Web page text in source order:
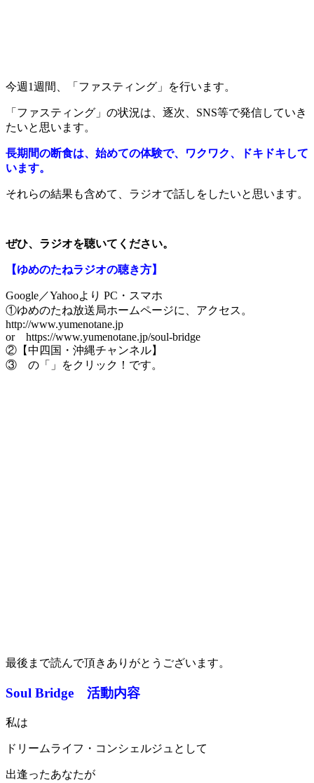
今週1週間、「ファスティング」を行います。
「ファスティング」の状況は、逐次、SNS等で発信していき
たいと思います。
長期間の断食は、始めての体験で、ワクワク、ドキドキして
います。
それらの結果も含めて、ラジオで話しをしたいと思います。
ぜひ、ラジオを聴いてください。
【ゆめのたねラジオの聴き方】
Google／Yahooより PC・スマホ
①ゆめのたね放送局ホームページに、アクセス。
http://www.yumenotane.jp
or https://www.yumenotane.jp/soul-bridge
②【中四国・沖縄チャンネル】
③ の「」をクリック！です。
最後まで読んで頂きありがとうございます。
Soul Bridge 活動内容
私は
ドリームライフ・コンシェルジュとして
出逢ったあなたが